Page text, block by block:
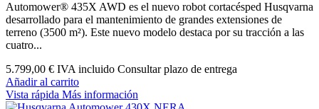
Automower® 435X AWD es el nuevo robot cortacésped Husqvarna
desarrollado para el mantenimiento de grandes extensiones de
terreno (3500 m²). Este nuevo modelo destaca por su tracción a las
cuatro...
5.799,00 € IVA incluido Consultar plazo de entrega
Añadir al carrito
Vista rápida Más información